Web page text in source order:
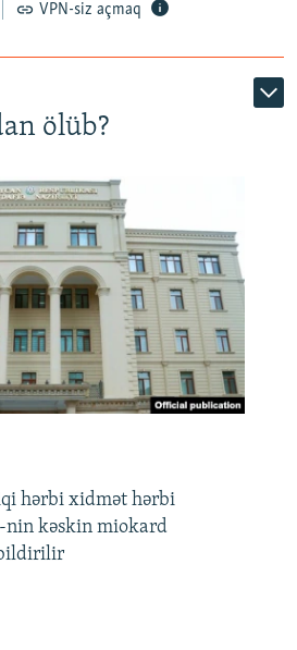
360p 480p
1080p
VPN-siz açmaq
ölüb?
hərbi xidmət hərbi
-nin kəskin miokard